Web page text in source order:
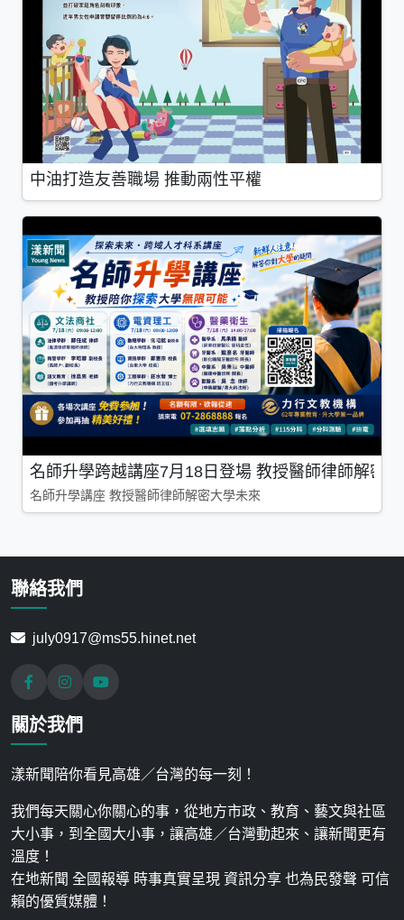
中油打造友善職場 推動兩性平權
名師升學跨越講座7月18日登場 教授醫師律師解密
名師升學講座 教授醫師律師解密大學未來
聯絡我們
july0917@ms55.hinet.net
關於我們
漾新聞陪你看見高雄／台灣的每一刻！
我們每天關心你關心的事，從地方市政、教育、藝文與社區
大小事，到全國大小事，讓高雄／台灣動起來、讓新聞更有
溫度！
在地新聞 全國報導 時事真實呈現 資訊分享 也為民發聲 可信
賴的優質媒體！